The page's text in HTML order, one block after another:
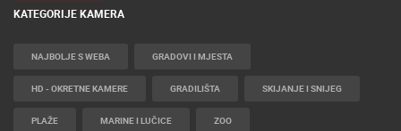
KATEGORIJE KAMERA
NAJBOLJE S WEBA GRADOVI I MJESTA
HD - OKRETNE KAMERE GRADILIŠTA SKIJANJE I SNIJEG
PLAŽE MARINE I LUČICE ZOO